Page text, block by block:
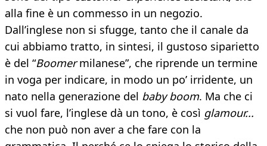
alla fine è un commesso in un negozio.
Dall’inglese non si sfugge, tanto che il canale da
cui abbiamo tratto, in sintesi, il gustoso siparietto
è del “Boomermilanese”, che riprende un termine
in voga per indicare, in modo un po’ irridente, un
nato nella generazione del baby boom. Ma che ci
si vuol fare, l’inglese dà un tono, è così glamour...
che non può non aver a che fare con la